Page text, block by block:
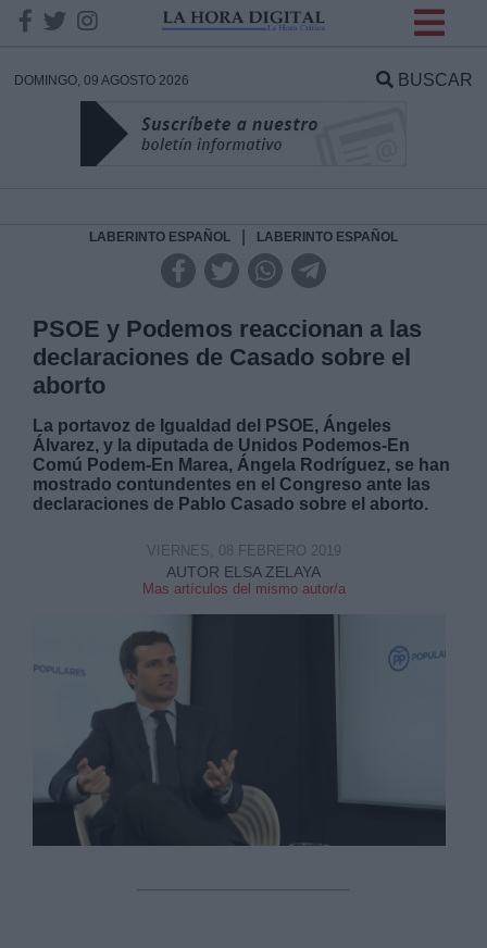
DOMINGO, 09 AGOSTO 2026 BUSCAR
LABERINTO ESPAÑOL LABERINTO ESPAÑOL
PSOE y Podemos reaccionan a las
declaraciones de Casado sobre el
aborto
La portavoz de Igualdad del PSOE, Ángeles
Álvarez, y la diputada de Unidos Podemos-En
Comú Podem-En Marea, Ángela Rodríguez, se han
mostrado contundentes en el Congreso ante las
declaraciones de Pablo Casado sobre el aborto.
AUTOR ELSA ZELAYA
Mas artículos del mismo autor/a
VIERNES, 08 FEBRERO 2019
DATOS
Responsable:
Legitimación:
Destinatarios:
Información adicional
link